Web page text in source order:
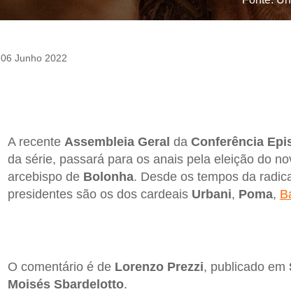
06 Junho 2022
A recente Assembleia Geral da Conferência
da série, passará para os anais pela eleição do
arcebispo de Bolonha. Desde os tempos da
presidentes são os dos cardeais Urbani, Poma,
O comentário é de Lorenzo Prezzi, publicado em
Moisés Sbardelotto.